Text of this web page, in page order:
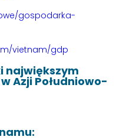
gospodarka-
vietnam/gdp
największym
Azji Południowo-